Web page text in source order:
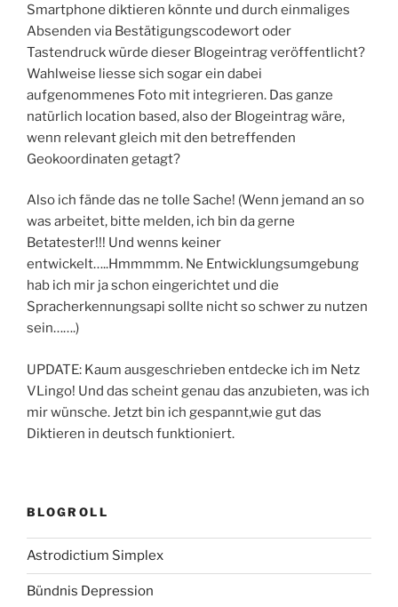
Smartphone diktieren könnte und durch einmaliges
Absenden via Bestätigungscodewort oder
Tastendruck würde dieser Blogeintrag veröffentlicht?
Wahlweise liesse sich sogar ein dabei
aufgenommenes Foto mit integrieren. Das ganze
natürlich location based, also der Blogeintrag wäre,
wenn relevant gleich mit den betreffenden
Geokoordinaten getagt?
Also ich fände das ne tolle Sache! (Wenn jemand an so
was arbeitet, bitte melden, ich bin da gerne
Betatester!!! Und wenns keiner
entwickelt…..Hmmmmm. Ne Entwicklungsumgebung
hab ich mir ja schon eingerichtet und die
Spracherkennungsapi sollte nicht so schwer zu nutzen
sein…….)
UPDATE: Kaum ausgeschrieben entdecke ich im Netz
VLingo! Und das scheint genau das anzubieten, was ich
mir wünsche. Jetzt bin ich gespannt,wie gut das
Diktieren in deutsch funktioniert.
BLOGROLL
Astrodictium Simplex
Bündnis Depression